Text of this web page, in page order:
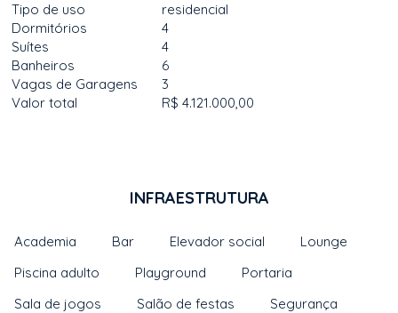
Tipo de uso
residencial
Dormitórios
4
Suítes
4
Banheiros
6
Vagas de Garagens
3
Valor total
R$ 4.121.000,00
INFRAESTRUTURA
Academia Bar Elevador social
Lounge
Piscina adulto
Playground
Portaria
Sala de jogos
Salão de festas Segurança